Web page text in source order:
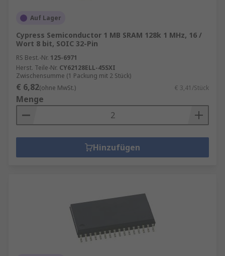
Auf Lager
Cypress Semiconductor 1 MB SRAM 128k 1 MHz, 16 /
Wort 8 bit, SOIC 32-Pin
RS Best.-Nr. 125-6971
Herst. Teile-Nr. CY62128ELL-45SXI
Zwischensumme (1 Packung mit 2 Stück)
€ 6,82(ohne MwSt.) € 3,41/Stück
Menge
Hinzufügen